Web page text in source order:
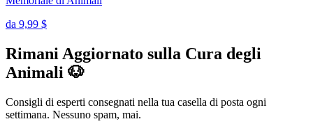
da 9,99 $
Rimani Aggiornato sulla Cura degli
Animali 🐶
Consigli di esperti consegnati nella tua casella di posta ogni
settimana. Nessuno spam, mai.